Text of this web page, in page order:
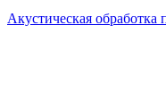
Акустическая